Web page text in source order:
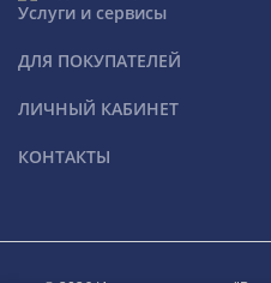
Услуги и сервисы
ДЛЯ ПОКУПАТЕЛЕЙ
ЛИЧНЫЙ КАБИНЕТ
КОНТАКТЫ